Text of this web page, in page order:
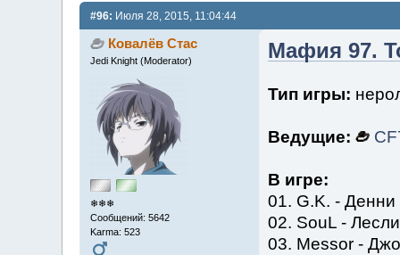
#96: Июля 28, 2015, 11:04:44
Ковалёв Стас
Jedi Knight (Moderator)
❄❄❄
Сообщений: 5642
Karma: 523
Мафия 97.
Тип игры:
Ведущие:
В игре:
01. G.K.
02. SouL
03.